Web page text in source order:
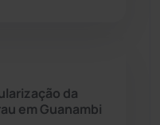
(96)
da
em Guanambi